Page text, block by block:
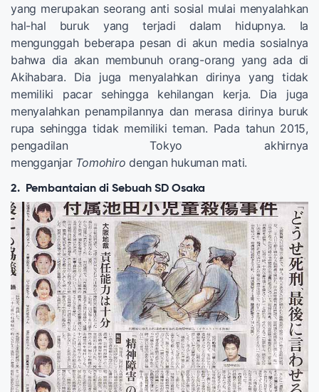
yang merupakan seorang anti sosial mulai menyalahkan
hal-hal buruk yang terjadi dalam hidupnya. Ia
mengunggah beberapa pesan di akun media sosialnya
bahwa dia akan membunuh orang-orang yang ada di
Akihabara. Dia juga menyalahkan dirinya yang tidak
memiliki pacar sehingga kehilangan kerja. Dia juga
menyalahkan penampilannya dan merasa dirinya buruk
rupa sehingga tidak memiliki teman. Pada tahun 2015,
pengadilan Tokyo akhirnya
mengganjar Tomohiro dengan hukuman mati.
2. Pembantaian di Sebuah SD Osaka